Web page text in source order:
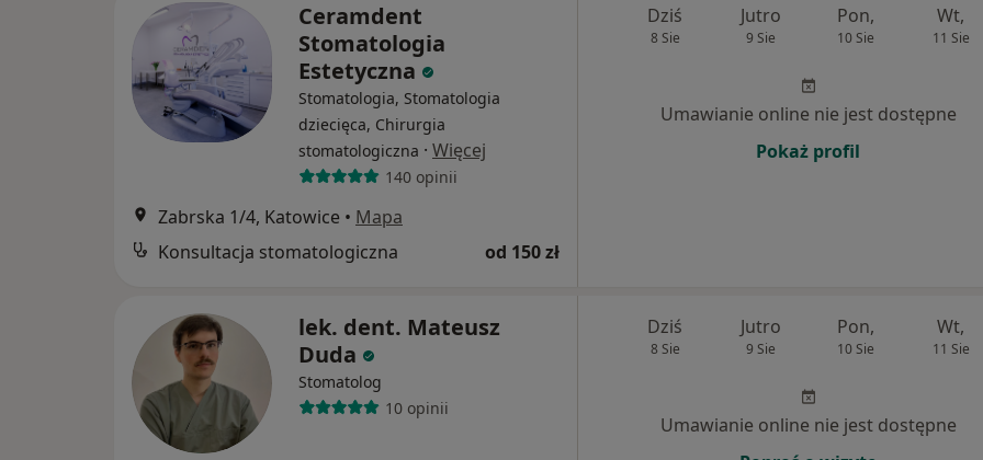
Ceramdent
Stomatologia
Estetyczna
Stomatologia, Stomatologia
dziecięca, Chirurgia
stomatologiczna · Więcej
140 opinii
Zabrska 1/4, Katowice • Mapa
Konsultacja stomatologiczna
od 150 zł
Dziś
8 Sie
Jutro
9 Sie
Pon,
10 Sie
Wt,
11 Sie
Umawianie online nie jest dostępne
Pokaż profil
lek. dent. Mateusz
Duda
Stomatolog
10 opinii
Dziś
8 Sie
Jutro
9 Sie
Pon,
10 Sie
Wt,
11 Sie
Umawianie online nie jest dostępne